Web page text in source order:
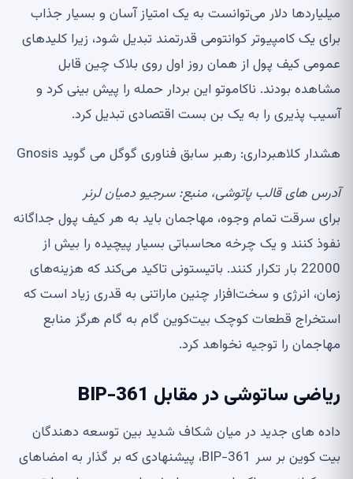
میلیاردها دلار می‌توانست به یک امتیاز آسان و بسیار جذاب
برای یک کامپیوتر کوانتومی قدرتمند تبدیل شود، زیرا کلیدهای
عمومی کیف پول از همان روز اول روی بلاک چین قابل
مشاهده بودند. ناکاموتو این بردار حمله را پیش بینی کرد و
آسیب پذیری را به یک بن بست اقتصادی تبدیل کرد.
هشدار کلاهبرداری: رهبر سابق فناوری گوگل می گوید Gnosis
آدرس های قالب پاتوشی، منبع:سرجیو دمیان لرنر
برای سرقت تمام وجوه، مهاجمان باید به هر کیف پول جداگانه
نفوذ کنند و یک چرخه محاسباتی بسیار پیچیده را بیش از
22000 بار تکرار کنند. باتیستونی تاکید می‌کند که هزینه‌های
زمان، انرژی و سخت‌افزار چنین ماراتنی به قدری زیاد است که
استخراج قطعات کوچک بیت‌کوین گام به گام هرگز منابع
مهاجمان را توجیه نخواهد کرد.
ریاضی ساتوشی در مقابل BIP-361
داده های جدید در میان شکاف شدید بین توسعه دهندگان
بیت کوین بر سر BIP-361، پیشنهادی که بر گذار به امضاهای